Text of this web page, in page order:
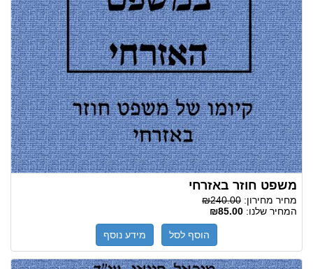
משפט חוזר באזרחי
מחיר מחירון: ₪240.00
המחיר שלנו: ₪85.00
הוסף לסל מידע נוסף